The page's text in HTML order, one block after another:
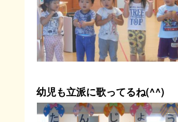
幼児も立派に歌ってるね(^^)